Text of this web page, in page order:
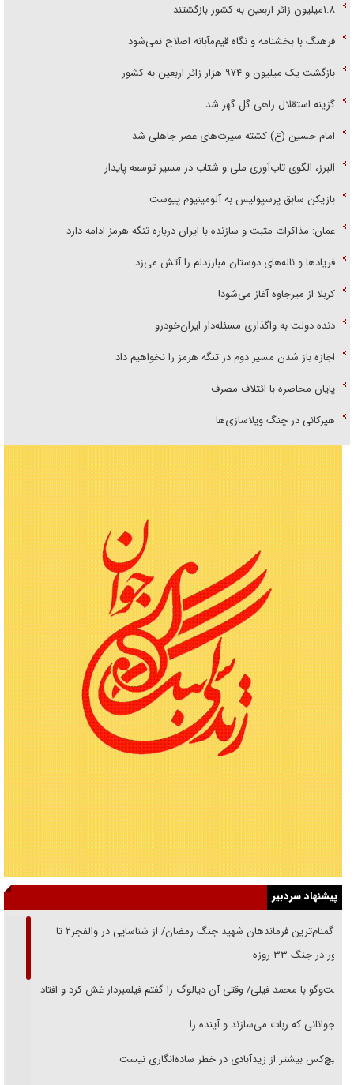
۱.۸میلیون زائر اربعین به کشور بازگشتند
فرهنگ با بخشنامه و نگاه قیم‌مآبانه اصلاح نمی‌شود
بازگشت یک میلیون و ۹۷۴ هزار زائر اربعین به کشور
گزینه استقلال راهی گل گهر شد
امام حسین (ع) کشته سیرت‌های عصر جاهلی شد
البرز، الگوی تاب‌آوری ملی و شتاب در مسیر توسعه پایدار
بازیکن سابق پرسپولیس به آلومینیوم پیوست
عمان: مذاکرات مثبت و سازنده با ایران درباره تنگه هرمز ادامه دارد
فریاد‌ها و ناله‌های دوستان مبارزدلم را آتش می‌زد
کربلا از میرجاوه آغاز می‌شود!
دنده دولت به واگذاری مسئله‌دار ایران‌خودرو
اجازه باز شدن مسیر دوم در تنگه هرمز را نخواهیم داد
پایان محاصره با ائتلاف مصرف
هیرکانی در چنگ ویلاسازی‌ها
پیشنهاد سردبیر
از گمنام‌ترین فرماندهان شهید جنگ رمضان/ از شناسایی در والفجر۲ تا
حضور در جنگ ۳۳ روزه
گفت‌وگو با محمد فیلی/ وقتی آن دیالوگ را گفتم فیلمبردار غش کرد و افتاد
نوجوانانی که ربات می‌سازند و آینده را
هیچ‌کس بیشتر از زیدآبادی در خطر ساده‌انگاری نیست